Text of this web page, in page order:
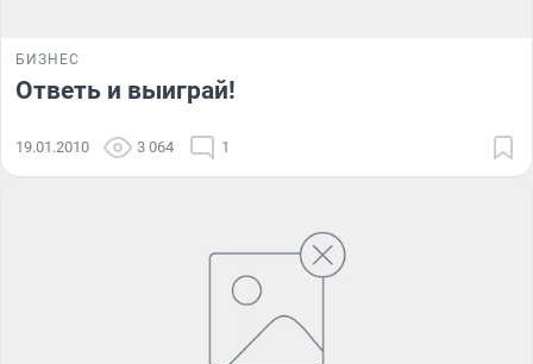
БИЗНЕС
Ответь и выиграй!
19.01.2010 3 064 1